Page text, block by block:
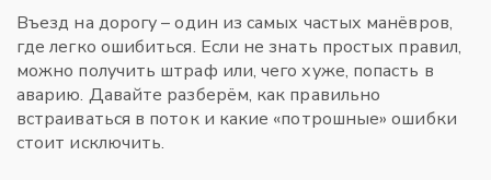
Въезд на дорогу – один из самых частых манёвров,
где легко ошибиться. Если не знать простых правил,
можно получить штраф или, чего хуже, попасть в
аварию. Давайте разберём, как правильно
встраиваться в поток и какие «потрошные» ошибки
стоит исключить.